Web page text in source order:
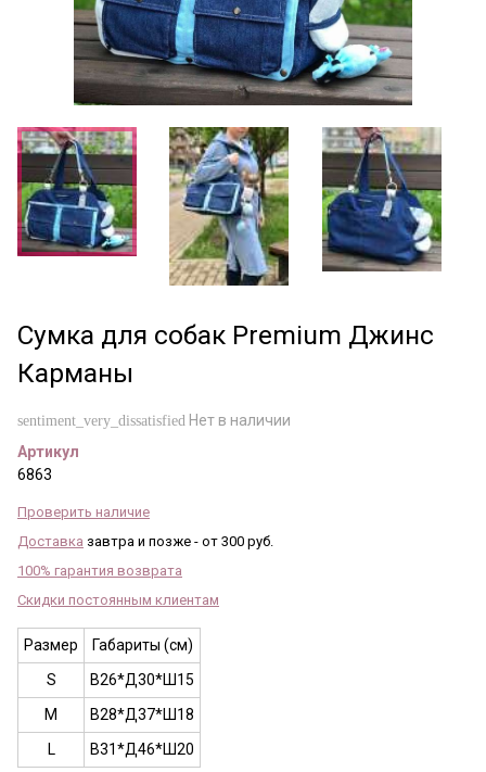
Сумка для собак Premium Джинс
Карманы
sentiment_very_dissatisfied Нет в наличии
Артикул
6863
Проверить наличие
Доставка завтра и позже - от 300 руб.
100% гарантия возврата
Скидки постоянным клиентам
Размер
Габариты (см)
S
В26*Д30*Ш15
M
В28*Д37*Ш18
L
В31*Д46*Ш20